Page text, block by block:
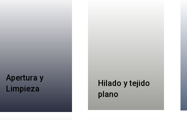
Apertura y
Limpieza
Hilado y tejido
plano